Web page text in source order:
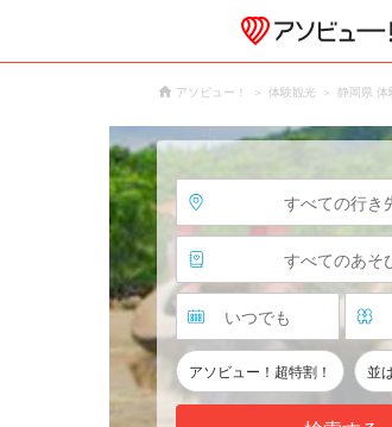
アソビュー！ 体験観光 静岡県 体
すべての行き
すべてのあそ
いつでも
アソビュー！超特割！ 並